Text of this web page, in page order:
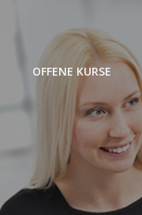
OFFENE KURSE